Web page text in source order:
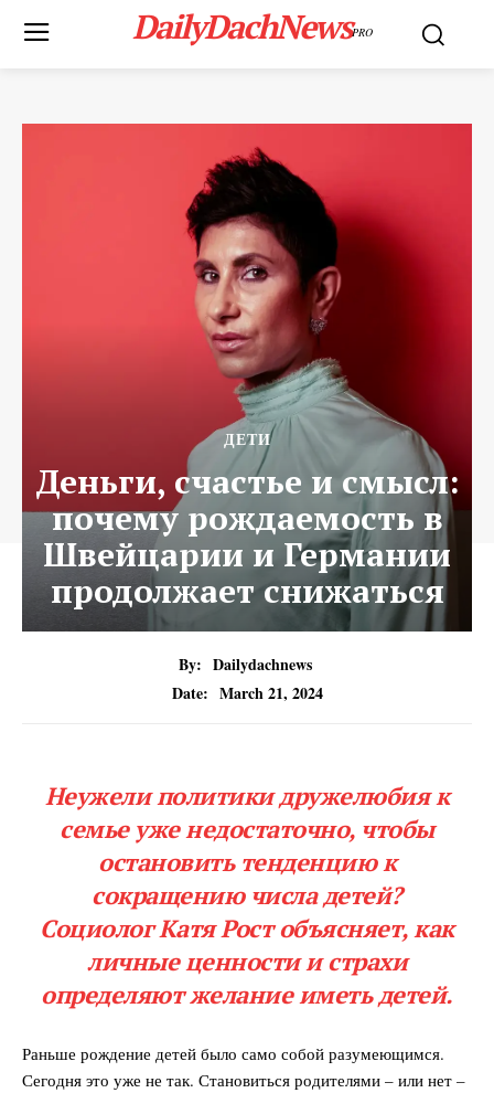
DailyDachNewsPRO
ДЕТИ
Деньги, счастье и смысл:
почему рождаемость в
Швейцарии и Германии
продолжает снижаться
By: Dailydachnews
Date: March 21, 2024
Неужели политики дружелюбия к
семье уже недостаточно, чтобы
остановить тенденцию к
сокращению числа детей?
Социолог Катя Рост объясняет, как
личные ценности и страхи
определяют желание иметь детей.
Раньше рождение детей было само собой разумеющимся.
Сегодня это уже не так. Становиться родителями – или нет –